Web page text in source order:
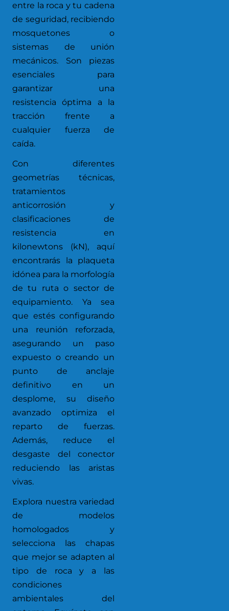
entre la roca y tu cadena
de seguridad, recibiendo
mosquetones o
sistemas de unión
mecánicos. Son piezas
esenciales para
garantizar una
resistencia óptima a la
tracción frente a
cualquier fuerza de
caída.
Con diferentes
geometrías técnicas,
tratamientos
anticorrosión y
clasificaciones de
resistencia en
kilonewtons (kN), aquí
encontrarás la plaqueta
idónea para la morfología
de tu ruta o sector de
equipamiento. Ya sea
que estés configurando
una reunión reforzada,
asegurando un paso
expuesto o creando un
punto de anclaje
definitivo en un
desplome, su diseño
avanzado optimiza el
reparto de fuerzas.
Además, reduce el
desgaste del conector
reduciendo las aristas
vivas.
Explora nuestra variedad
de modelos
homologados y
selecciona las chapas
que mejor se adapten al
tipo de roca y a las
condiciones
ambientales del